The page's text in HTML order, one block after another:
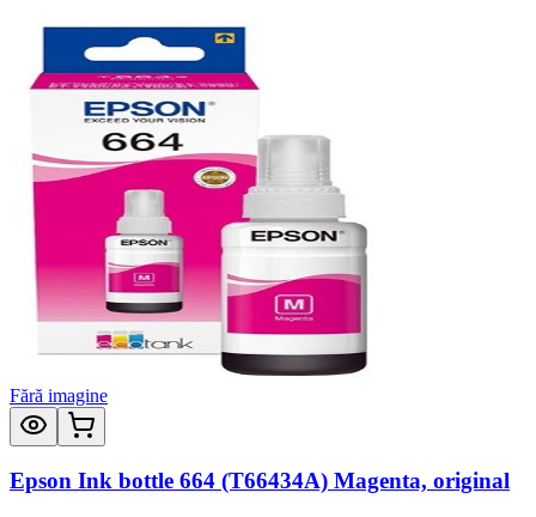
Fără imagine
Epson Ink bottle 664 (T66434A) Magenta, original